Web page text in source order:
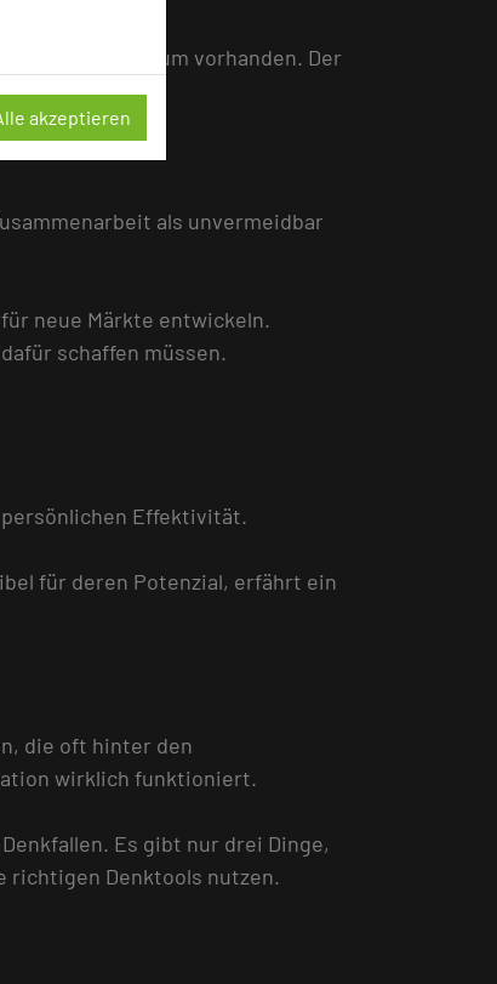
Alle akzeptieren
sind aktuell kaum vorhanden. Der
gehört.
als unvermeidbar
neue Märkte entwickeln.
schaffen müssen.
Effektivität.
für deren Potenzial, erfährt ein
die oft hinter den
wirklich funktioniert.
Es gibt nur drei Dinge,
richtigen Denktools nutzen.